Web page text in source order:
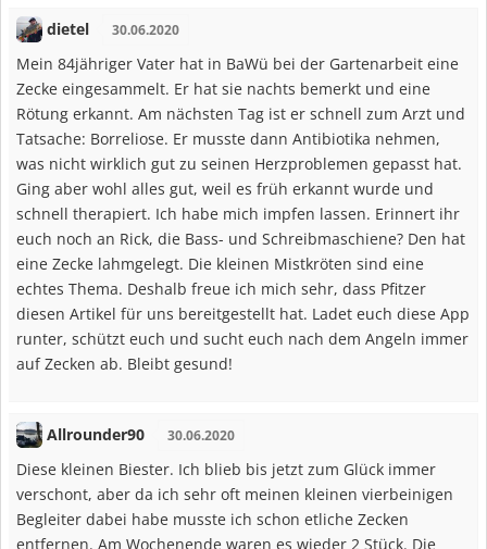
dietel 30.06.2020
Mein 84jähriger Vater hat in BaWü bei der Gartenarbeit eine
Zecke eingesammelt. Er hat sie nachts bemerkt und eine
Rötung erkannt. Am nächsten Tag ist er schnell zum Arzt und
Tatsache: Borreliose. Er musste dann Antibiotika nehmen,
was nicht wirklich gut zu seinen Herzproblemen gepasst hat.
Ging aber wohl alles gut, weil es früh erkannt wurde und
schnell therapiert. Ich habe mich impfen lassen. Erinnert ihr
euch noch an Rick, die Bass- und Schreibmaschiene? Den hat
eine Zecke lahmgelegt. Die kleinen Mistkröten sind eine
echtes Thema. Deshalb freue ich mich sehr, dass Pfitzer
diesen Artikel für uns bereitgestellt hat. Ladet euch diese App
runter, schützt euch und sucht euch nach dem Angeln immer
auf Zecken ab. Bleibt gesund!
Allrounder90 30.06.2020
Diese kleinen Biester. Ich blieb bis jetzt zum Glück immer
verschont, aber da ich sehr oft meinen kleinen vierbeinigen
Begleiter dabei habe musste ich schon etliche Zecken
entfernen. Am Wochenende waren es wieder 2 Stück. Die